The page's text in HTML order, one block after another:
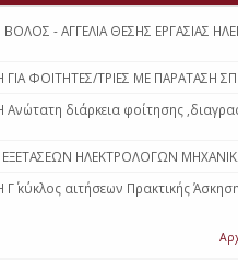
ΒΟΛΟΣ - ΑΓΓΕΛΙΑ ΘΕΣΗΣ ΕΡΓΑΣΙΑΣ
ΦΟΙΤΗΤΕΣ/ΤΡΙΕΣ ΜΕ ΠΑΡΑΤΑΣΗ
διάρκεια φοίτησης
ΗΛΕΚΤΡΟΛΟΓΩΝ
κύκλος αιτήσεων Πρακτικής